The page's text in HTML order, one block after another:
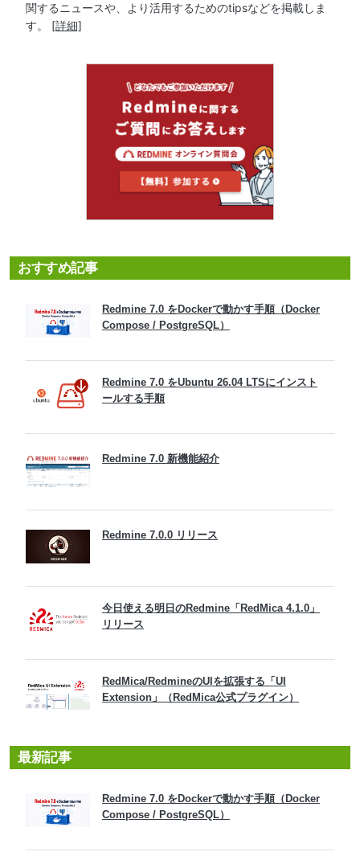
関するニュースや、より活用するためのtipsなどを掲載しま
す。 [詳細]
おすすめ記事
Redmine 7.0 をDockerで動かす手順（Docker
Compose / PostgreSQL）
Redmine 7.0 をUbuntu 26.04 LTSにインスト
ールする手順
Redmine 7.0 新機能紹介
Redmine 7.0.0 リリース
今日使える明日のRedmine「RedMica 4.1.0」
リリース
RedMica/RedmineのUIを拡張する「UI
Extension」（RedMica公式プラグイン）
最新記事
Redmine 7.0 をDockerで動かす手順（Docker
Compose / PostgreSQL）